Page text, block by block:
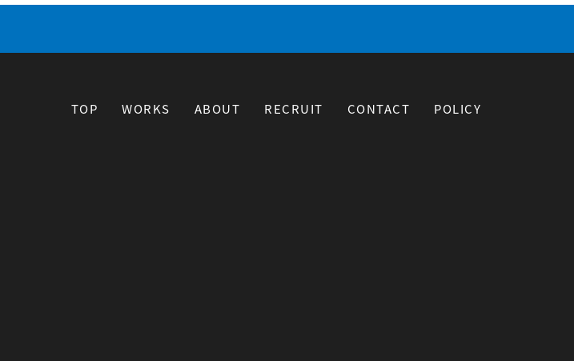
TOP WORKS ABOUT RECRUIT CONTACT POLICY